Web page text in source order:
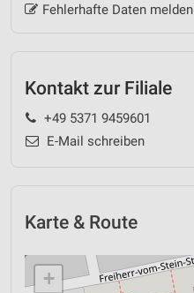
Fehlerhafte Daten melden
Kontakt zur Filiale
+49 5371 9459601
E-Mail schreiben
Karte & Route
+